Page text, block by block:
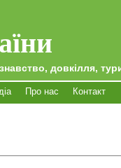
довкілля,
Про нас Контакт